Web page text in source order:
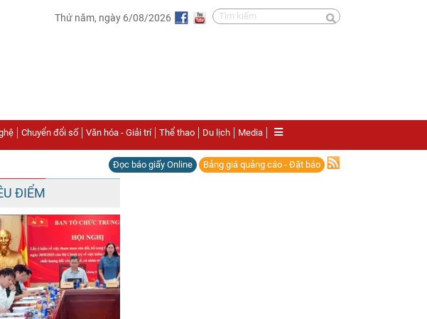
Thứ năm, ngày 6/08/2026
Chuyển đổi số Văn hóa - Giải trí Thể thao Du lịch Media
Đọc báo giấy Online Bảng giá quảng cáo - Đặt báo
ĐIỂM